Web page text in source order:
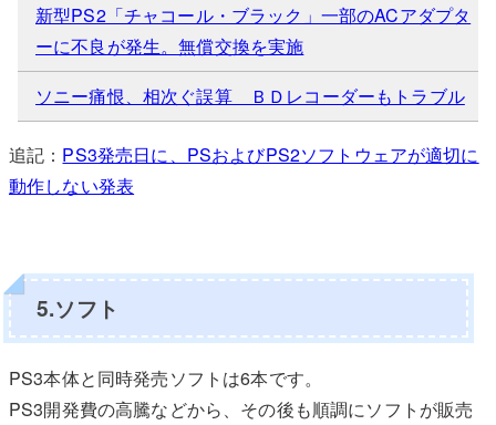
新型PS2「チャコール・ブラック」一部のACアダプタ
ーに不良が発生。無償交換を実施
ソニー痛恨、相次ぐ誤算 ＢＤレコーダーもトラブル
追記： PS3発売日に、PSおよびPS2ソフトウェアが適切に
動作しない発表
5.ソフト
PS3本体と同時発売ソフトは6本です。
PS3開発費の高騰などから、その後も順調にソフトが販売